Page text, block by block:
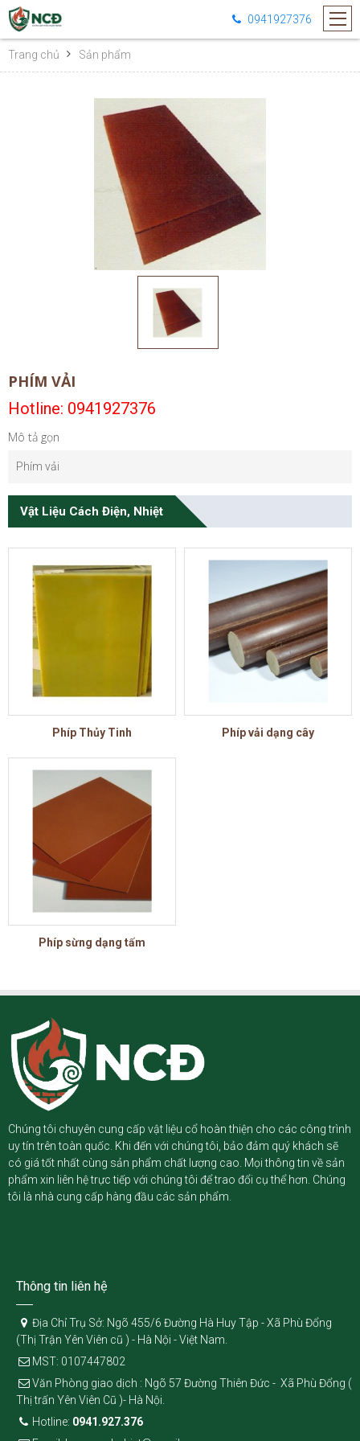
0941927376
Trang chủ Sản phẩm
PHÍM VẢI
Hotline: 0941927376
Mô tả gọn
Phím vải
Vật Liệu Cách Điện, Nhiệt
Phíp Thủy Tinh Phíp vải dạng cây
Phíp sừng dạng tấm
Chúng tôi chuyên cung cấp vật liệu cổ hoàn thiện cho các công trình
uy tín trên toàn quốc. Khi đến với chúng tôi, bảo đảm quý khách sẽ
có giá tốt nhất cùng sản phẩm chất lượng cao. Mọi thông tin về sản
phẩm xin liên hệ trực tiếp với chúng tôi để trao đổi cụ thể hơn. Chúng
tôi là nhà cung cấp hàng đầu các sản phẩm.
Thông tin liên hệ
Địa Chỉ Trụ Sở: Ngõ 455/6 Đường Hà Huy Tập - Xã Phù Đổng
(Thị Trận Yên Viên cũ ) - Hà Nội - Việt Nam.
MST: 0107447802
Văn Phòng giao dịch : Ngõ 57 Đường Thiên Đức - Xã Phù Đổng (
Thị trấn Yên Viên Cũ )- Hà Nội.
Hotline: 0941.927.376